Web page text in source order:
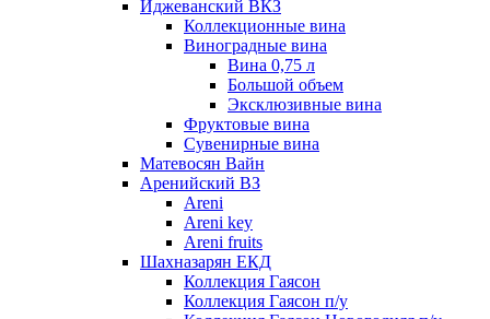
Иджеванский ВКЗ
Коллекционные вина
Виноградные вина
Вина 0,75 л
Большой объем
Эксклюзивные вина
Фруктовые вина
Cувенирные вина
Матевосян Вайн
Аренийский ВЗ
Areni
Areni key
Areni fruits
Шахназарян ЕКД
Коллекция Гаясон
Коллекция Гаясон п/у